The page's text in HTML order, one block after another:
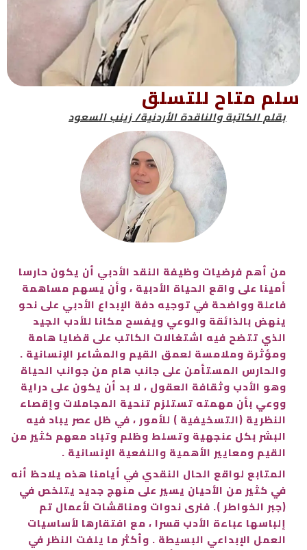
سلم متاح للتسلق
بقلم الكاتبة والناقدة الأردنية/ زينب السعود
من أهم فرضيات وظيفة النقد الأدبي أن يكون حارسا
أمينا على واقع الحياة الأدبية ، وأن يسهم مساهمة
فاعلة وواضحة في توجيه دفة الإبداع الأدبي على نحو
ينهض بالذائقة والوعي ويفسح مكانا للأدب الجيد
الذي تتضح فيه اشتغالات الكاتب على قضايا هامة
ومؤثرة وملامسة لعمق القيم والمشاعر الإنسانية .
والحارس المستأمن على جانب هام من جوانب الحياة
وهو الأدب وثقافة العقول ، لا بد أن يكون على دراية
ووعي بأن مهمته تستلزم تنحية المجاملات وإقصاء
النظرية (التسخيفية ) للأمور ، في ظل عصر يباد فيه
البشر بكل عنجهية وتسلط وظلم وتباد معهم كثير من
القيم ومعايير الأهمية والنفعية الإنسانية .
المتابع لواقع الحال النقدي في أيامنا هذه يلاحظ أنه
في كثير من الأحيان يسير على منهج جديد يتلخص في
(جبر الخواطر ). فنرى ندوات ومناقشات لأعمال تم
إلباسها عباءة الأدب قسرا ، مع افتقارها لأساسيات
العمل الإبداعي البسيطة . وأكثر ما يلفت النظر في